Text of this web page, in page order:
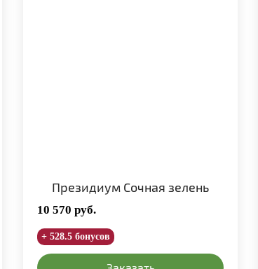
Президиум Сочная зелень
10 570 руб.
+ 528.5 бонусов